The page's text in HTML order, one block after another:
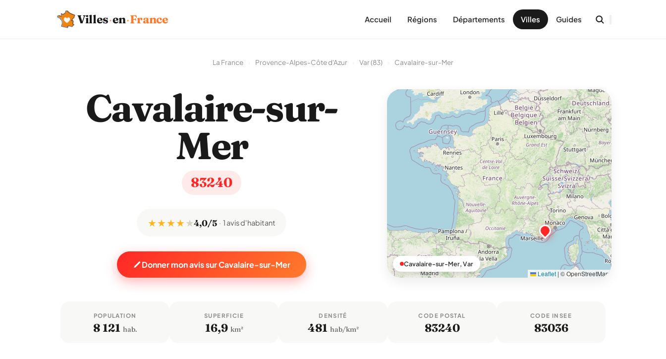
Villes·en·France Accueil Régions Départements Villes Guides
La France Provence-Alpes-Côte d'Azur Var (83) Cavalaire-sur-Mer
Cavalaire-sur-
Mer
83240
★ ★ ★ ★★4,0/5 1 avis d'habitant
Donner mon avis sur Cavalaire-sur-Mer
Leaflet | © OpenStreetMap
Cavalaire-sur-Mer, Var
POPULATION
8 121 hab.
SUPERFICIE
16,9 km²
DENSITÉ
481 hab/km²
CODE POSTAL
83240
CODE INSEE
83036